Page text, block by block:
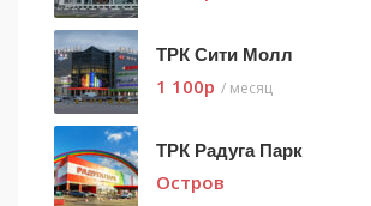
ТРК Сити Молл
1 100p / месяц
ТРК Радуга Парк
Остров